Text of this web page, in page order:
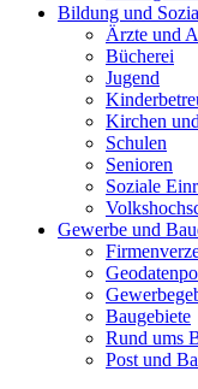
Bildung und
Ärzte und
Bücherei
Jugend
Kirchen
Schulen
Senioren
Soziale
Gewerbe und
Baugebiete
Rund ums
Post und